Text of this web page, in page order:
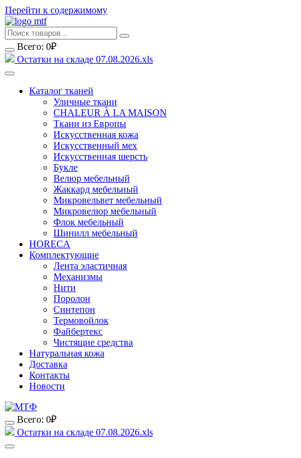
Перейти к содержимому
Всего: 0₽
Остатки на складе 07.08.2026.xls
Каталог тканей
Уличные ткани
CHALEUR À LA MAISON
Ткани из Европы
Искусственная кожа
Искусственный мех
Искусственная шерсть
Букле
Велюр мебельный
Жаккард мебельный
Микровельвет мебельный
Микровелюр мебельный
Флок мебельный
Шинилл мебельный
HORECA
Комплектующие
Лента эластичная
Механизмы
Нити
Поролон
Синтепон
Термовойлок
Файбертекс
Чистящие средства
Натуральная кожа
Доставка
Контакты
Новости
Всего: 0₽
Остатки на складе 07.08.2026.xls